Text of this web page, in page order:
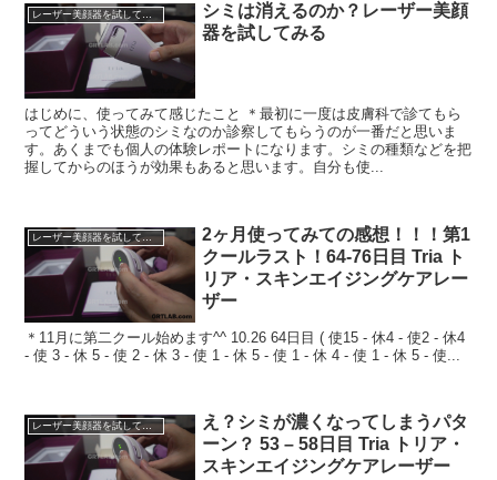
シミは消えるのか？レーザー美顔
器を試してみる
はじめに、使ってみて感じたこと ＊最初に一度は皮膚科で診てもら
ってどういう状態のシミなのか診察してもらうのが一番だと思いま
す。あくまでも個人の体験レポートになります。シミの種類などを把
握してからのほうが効果もあると思います。自分も使...
レーザー美顔器を試してみる
2ヶ月使ってみての感想！！！第1
クールラスト！64-76日目 Tria ト
リア・スキンエイジングケアレー
ザー
＊11月に第二クール始めます^^ 10.26 64日目 ( 使15 - 休4 - 使2 - 休4
- 使 3 - 休 5 - 使 2 - 休 3 - 使 1 - 休 5 - 使 1 - 休 4 - 使 1 - 休 5 - 使...
レーザー美顔器を試してみる
え？シミが濃くなってしまうパタ
ーン？ 53 – 58日目 Tria トリア・
スキンエイジングケアレーザー